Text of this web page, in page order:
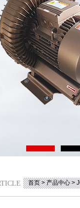
首页>产品中心>